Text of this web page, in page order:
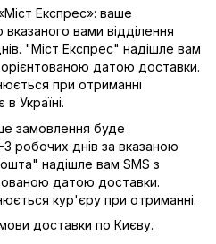
Експрес»: ваше
вами відділення
"Міст Експрес" надішле вам
датою доставки.
при отриманні
Україні.
замовлення буде
робочих днів за вказаною
надішле вам SMS з
датою доставки.
кур'єру при отриманні.
доставки по Києву.